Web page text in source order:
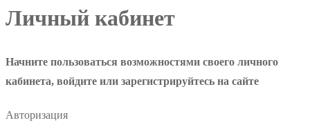
Личный кабинет
Начните пользоваться возможностями своего личного
кабинета, войдите или зарегистрируйтесь на сайте
Авторизация